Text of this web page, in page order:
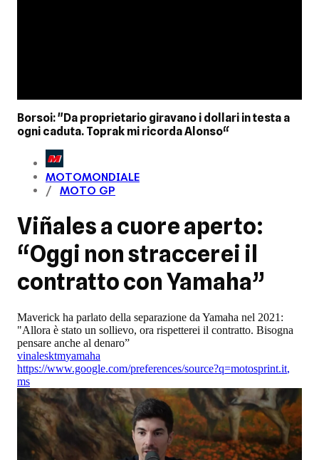
Borsoi: "Da proprietario giravano i dollari in testa a
ogni caduta. Toprak mi ricorda Alonso“
MOTOMONDIALE
MOTO GP
Viñales a cuore aperto:
“Oggi non straccerei il
contratto con Yamaha”
Maverick ha parlato della separazione da Yamaha nel 2021:
"Allora è stato un sollievo, ora rispetterei il contratto. Bisogna
pensare anche al denaro”
vinalesktmyamaha
https://www.google.com/preferences/source?q=motosprint.it,
ms